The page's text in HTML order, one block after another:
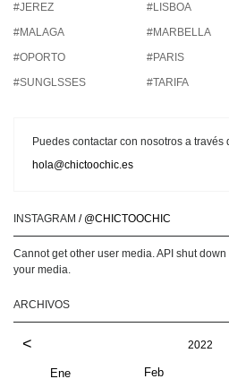
#JEREZ
#LISBOA
#MALAGA
#MARBELLA
#OPORTO
#PARIS
#SUNGLSSES
#TARIFA
Puedes contactar con nosotros a través
hola@chictoochic.es
INSTAGRAM / @CHICTOOCHIC
Cannot get other user media. API shut
your media.
ARCHIVOS
< 2022
Ene Feb